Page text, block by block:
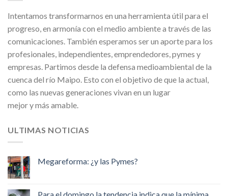
Intentamos transformarnos en una herramienta útil para el
progreso, en armonía con el medio ambiente a través de las
comunicaciones. También esperamos ser un aporte para los
profesionales, independientes, emprendedores, pymes y
empresas. Partimos desde la defensa medioambiental de la
cuenca del río Maipo. Esto con el objetivo de que la actual,
como las nuevas generaciones vivan en un lugar
mejor y más amable.
ULTIMAS NOTICIAS
Megareforma: ¿y las Pymes?